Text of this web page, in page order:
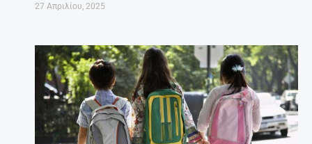
27 Απριλίου, 2025